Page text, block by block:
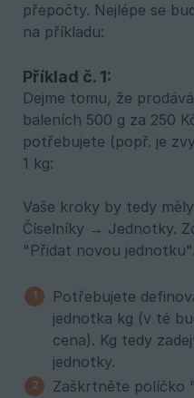
přepočty. Nejlépe se
na příkladu:
Příklad č. 1:
Dejme tomu, že
baleních 500 g za 250
potřebujete (popř. je
1 kg:
Vaše kroky by tedy
Číselníky → Jednotky.
"Přidat novou jednotku".
Potřebujete
jednotka kg (v té
cena). Kg tedy
jednotky.
Zaškrtněte políčko